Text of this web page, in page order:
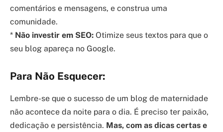
comentários e mensagens, e construa uma
comunidade.
* Não investir em SEO: Otimize seus textos para que o
seu blog apareça no Google.
Para Não Esquecer:
Lembre-se que o sucesso de um blog de maternidade
não acontece da noite para o dia. É preciso ter paixão,
dedicação e persistência. Mas, com as dicas certas e